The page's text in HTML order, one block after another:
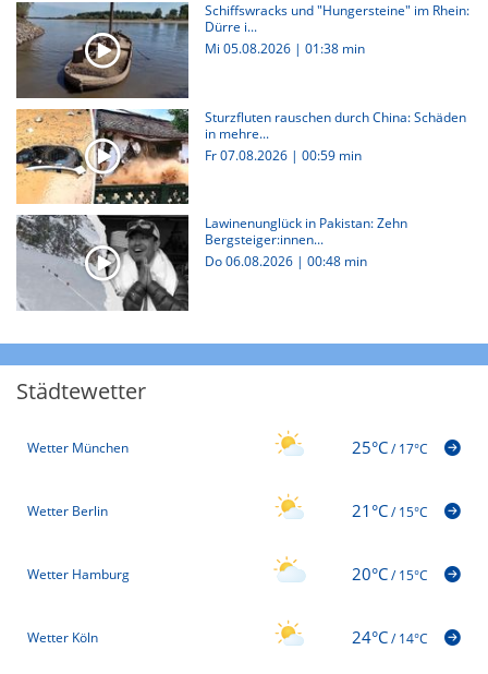
Schiffswracks und "Hungersteine" im Rhein:
Dürre i...
Mi 05.08.2026 |01:38 min
Sturzfluten rauschen durch China: Schäden
in mehre...
Fr 07.08.2026 |00:59 min
Lawinenunglück in Pakistan: Zehn
Bergsteiger:innen...
Do 06.08.2026 |00:48 min
Städtewetter
Wetter München 25°C/17°C
Wetter Berlin 21°C/15°C
Wetter Hamburg 20°C/15°C
Wetter Köln 24°C/14°C